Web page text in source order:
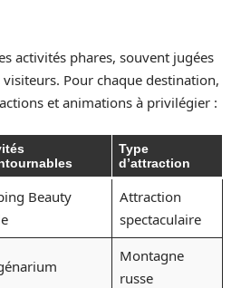
activités phares, souvent jugées
Pour chaque destination,
et animations à privilégier :
Type
d’attraction
Beauty
Attraction
spectaculaire
Montagne
russe